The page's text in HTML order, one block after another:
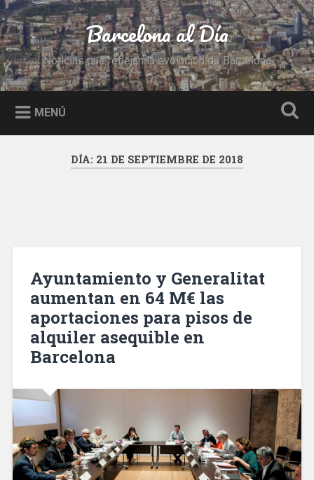
Saltar
al
contenido
Buscar Barcelona al Día
Noticias que reflejan la evolución de Barcelona
MENÚ
DÍA: 21 DE SEPTIEMBRE DE 2018
Ayuntamiento y Generalitat
aumentan en 64 M€ las
aportaciones para pisos de
alquiler asequible en
Barcelona